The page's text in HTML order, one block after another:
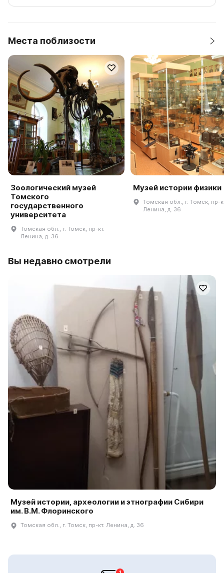
Места поблизости
Зоологический музей
Томского
государственного
университета
Томская обл., г. Томск, пр-кт.
Ленина, д. 36
Музей истории физики
Томская обл., г. Томск, пр-
Ленина, д. 36
Вы недавно смотрели
Музей истории, археологии и этнографии Сибири
им. В.М. Флоринского
Томская обл., г. Томск, пр-кт. Ленина, д. 36